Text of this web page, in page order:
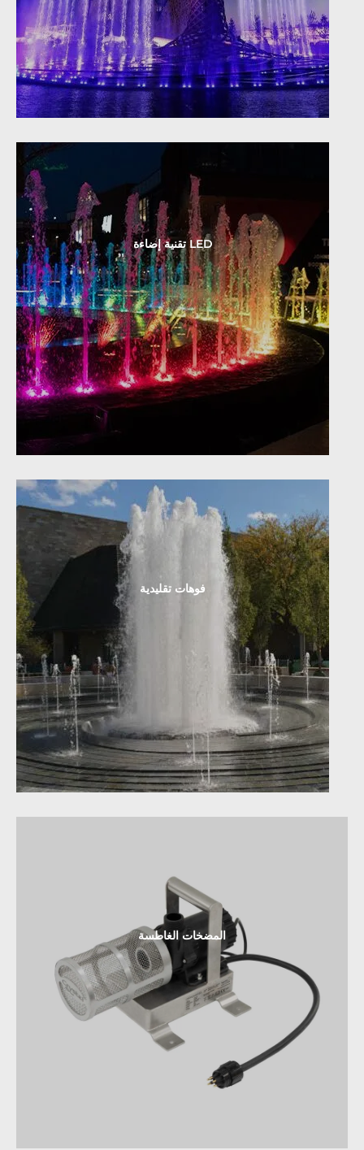
تقنية إضاءة LED
فوهات تقليدية
المضخات الغاطسة